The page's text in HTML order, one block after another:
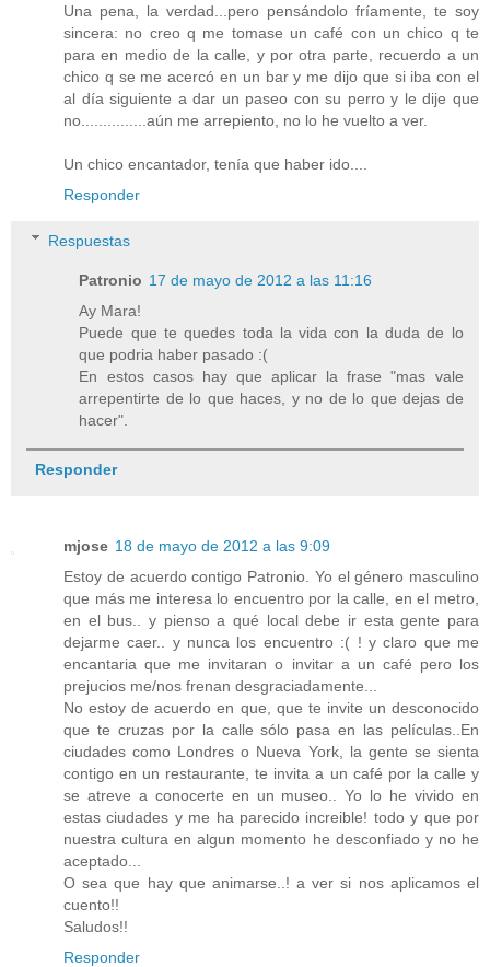
Una pena, la verdad...pero pensándolo fríamente, te soy
sincera: no creo q me tomase un café con un chico q te
para en medio de la calle, y por otra parte, recuerdo a un
chico q se me acercó en un bar y me dijo que si iba con el
al día siguiente a dar un paseo con su perro y le dije que
no...............aún me arrepiento, no lo he vuelto a ver.
Un chico encantador, tenía que haber ido....
Responder
Respuestas
Patronio 17 de mayo de 2012 a las 11:16
Ay Mara!
Puede que te quedes toda la vida con la duda de lo
que podria haber pasado :(
En estos casos hay que aplicar la frase "mas vale
arrepentirte de lo que haces, y no de lo que dejas de
hacer".
Responder
mjose 18 de mayo de 2012 a las 9:09
Estoy de acuerdo contigo Patronio. Yo el género masculino
que más me interesa lo encuentro por la calle, en el metro,
en el bus.. y pienso a qué local debe ir esta gente para
dejarme caer.. y nunca los encuentro :( ! y claro que me
encantaria que me invitaran o invitar a un café pero los
prejucios me/nos frenan desgraciadamente...
No estoy de acuerdo en que, que te invite un desconocido
que te cruzas por la calle sólo pasa en las películas..En
ciudades como Londres o Nueva York, la gente se sienta
contigo en un restaurante, te invita a un café por la calle y
se atreve a conocerte en un museo.. Yo lo he vivido en
estas ciudades y me ha parecido increible! todo y que por
nuestra cultura en algun momento he desconfiado y no he
aceptado...
O sea que hay que animarse..! a ver si nos aplicamos el
cuento!!
Saludos!!
Responder